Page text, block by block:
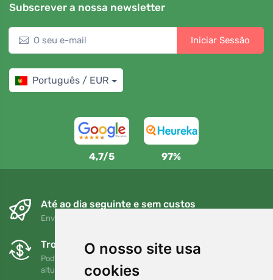
O nosso site usa
cookies
Subscrever a nossa newsletter
Iniciar Sessão
Português / EUR
4,7/5 97%
Até ao dia seguinte e sem custos
Envio gratuito para encomendas superiores a 80 EUR
Trocas e devoluções gratuitas
Pode devolver ou trocar a sua encomenda em qualquer
altura no prazo de 90 dias